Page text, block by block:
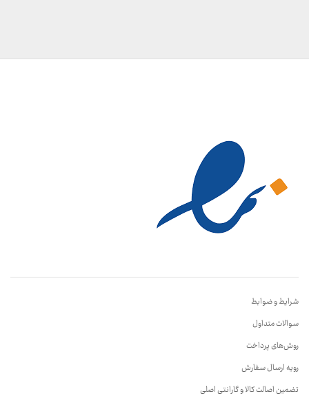
شرایط و ضوابط
سوالات متداول
روش‌های پرداخت
رویه ارسال سفارش
تضمین اصالت کالا و گارانتی اصلی